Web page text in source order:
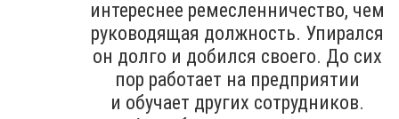
интереснее ремесленничество, чем
руководящая должность. Упирался
он долго и добился своего. До сих
пор работает на предприятии
и обучает других сотрудников.